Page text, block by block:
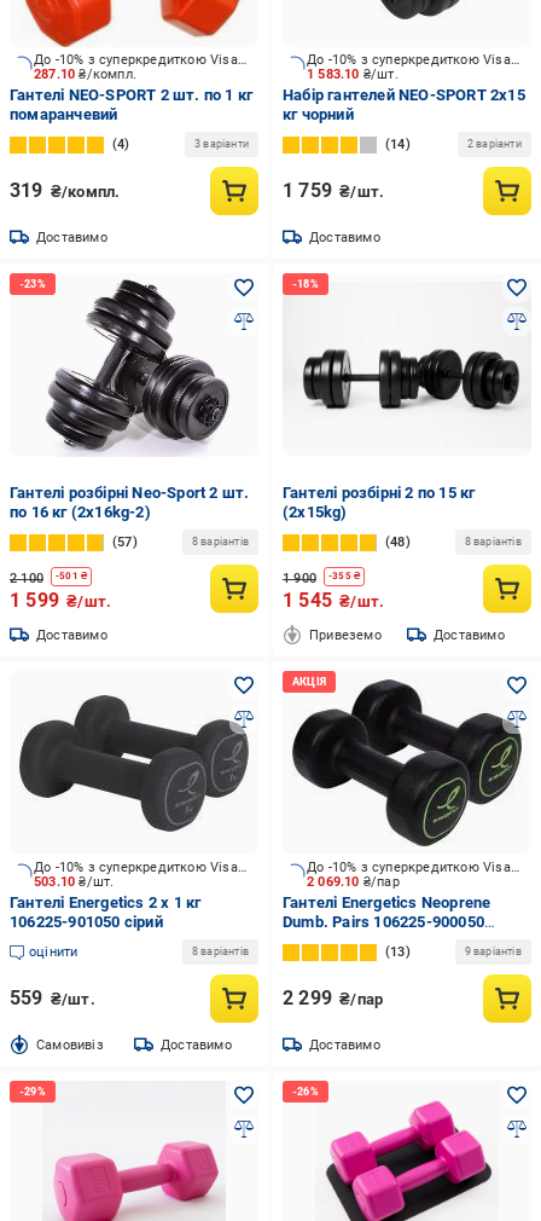
287.10₴/компл.
До -10% з суперкредиткою Visa Вигода
Гантелі NEO-SPORT 2 шт. по 1 кг
помаранчевий
4 3 варіанти
319 ₴/компл.
Доставимо
1 583.10 ₴/шт.
До -10% з суперкредиткою Visa Вигода
Набір гантелей NEO-SPORT 2x15
кг чорний
14 2 варіанти
1 759 ₴/шт.
Доставимо
Гантелі розбірні Neo-Sport 2 шт.
по 16 кг (2x16kg-2)
57 8 варіантів
2 100 -501 ₴
1 599 ₴/шт.
Доставимо
Гантелі розбірні 2 по 15 кг
(2x15kg)
48 8 варіантів
1 900 -355₴
1 545 ₴/шт.
Привеземо Доставимо
503.10₴/шт.
До -10% з суперкредиткою Visa Вигода
Гантелі Energetics 2 x 1 кг
106225-901050 сірий
оцінити 8 варіантів
559 ₴/шт.
Cамовивіз Доставимо
2 069.10 ₴/пар
До -10% з суперкредиткою Visa Вигода
Гантелі Energetics Neoprene
Dumb. Pairs 106225-900050
Neoprene Dumbbells 2x5 кг
чорний
13 9 варіантів
2 299 ₴/пар
Доставимо